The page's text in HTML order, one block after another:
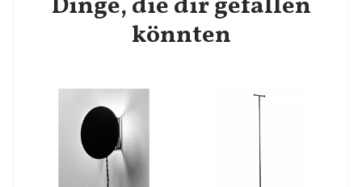
könnten